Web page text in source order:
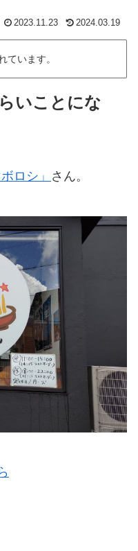
2023.11.23 2024.03.19
ています。
いことにな
ロシ」 さん。